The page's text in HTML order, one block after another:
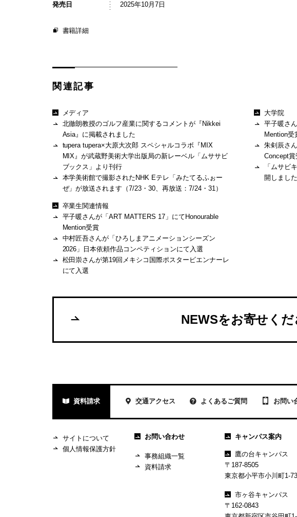
発売日 2025年10月7日
書籍詳細
関連記事
メディア
北徹朗教授のゴルフ産業に関するコメントが『Nikkei
Asia』に掲載されました
tupera tupera×大原大次郎 スペシャルコラボ『MIX
MIX』が武蔵野美術大学出版局の新レーベル「ムササビ
ブックス」より刊行
本学美術館で撮影されたNHK Eテレ「みたてるふぉー
ぜ」が放送されます（7/23・30、再放送：7/24・31）
卒業生関連情報
平子暖さんが「ART MATTERS 17」にてHonourable
Mention受賞
中村匠吾さんが「ひろしまアニメーションシーズン
2026」日本依頼作品コンペティションにて入選
松田崇さんが第19回メキシコ国際ポスタービエンナーレ
にて入選
大学院
平子暖さ
Mention受
朱剣辰さ
Concept賞
「ムサビ
開しました
NEWSをお寄せくだ
資料請求 交通アクセス よくあるご質問 お問い
サイトについて
個人情報保護方針
お問い合わせ
事務組織一覧
資料請求
キャンパス案内
鷹の台キャンパス
〒187-8505
東京都小平市小川町1-
市ヶ谷キャンパス
〒162-0843